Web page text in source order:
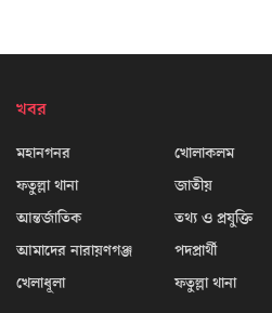
খবর
মহানগনর
ফতুল্লা থানা
আন্তর্জাতিক
আমাদের নারায়ণগঞ্জ
খেলাধূলা
খোলাকলম
জাতীয়
তথ্য ও প্রযুক্তি
পদপ্রার্থী
ফতুল্লা থানা